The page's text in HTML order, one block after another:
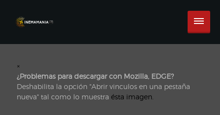
×
¿Problemas para descargar con Mozilla, EDGE?
Deshabilita la opción "Abrir vinculos en una pestaña
nueva" tal como lo muestra ésta imagen.